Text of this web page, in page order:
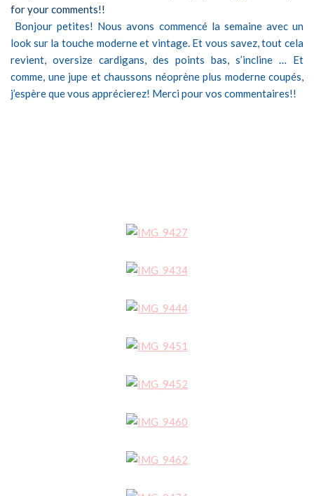
for your comments!!
Bonjour petites! Nous avons commencé la semaine avec un
look sur la touche moderne et vintage. Et vous savez, tout cela
revient, oversize cardigans, des points bas, s’incline … Et
comme, une jupe et chaussons néoprène plus moderne coupés,
j’espère que vous apprécierez! Merci pour vos commentaires!!